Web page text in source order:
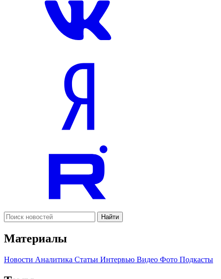
Найти
Материалы
Новости Аналитика Статьи Интервью Видео Фото Подкасты